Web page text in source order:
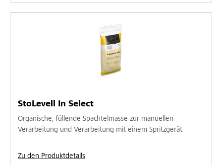
StoLevell In Select
Organische, füllende Spachtelmasse zur manuellen
Verarbeitung und Verarbeitung mit einem Spritzgerät
Zu den Produktdetails